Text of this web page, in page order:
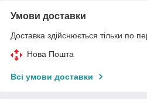
Умови доставки
Доставка здійснюється тільки по
Нова Пошта
Всі умови доставки